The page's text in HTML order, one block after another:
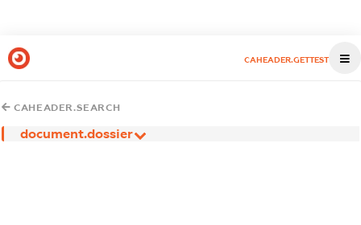
CAHEADER.GETTEST
CAHEADER.SEARCH
document.dossier